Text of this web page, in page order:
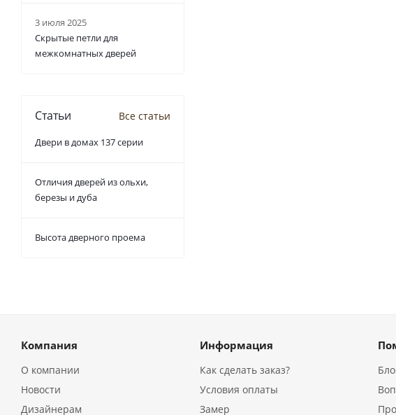
3 июля 2025
Скрытые петли для
межкомнатных дверей
Статьи Все статьи
Двери в домах 137 серии
Отличия дверей из ольхи,
березы и дуба
Высота дверного проема
Компания
О компании
Новости
Дизайнерам
Информация
Как сделать заказ?
Условия оплаты
Замер